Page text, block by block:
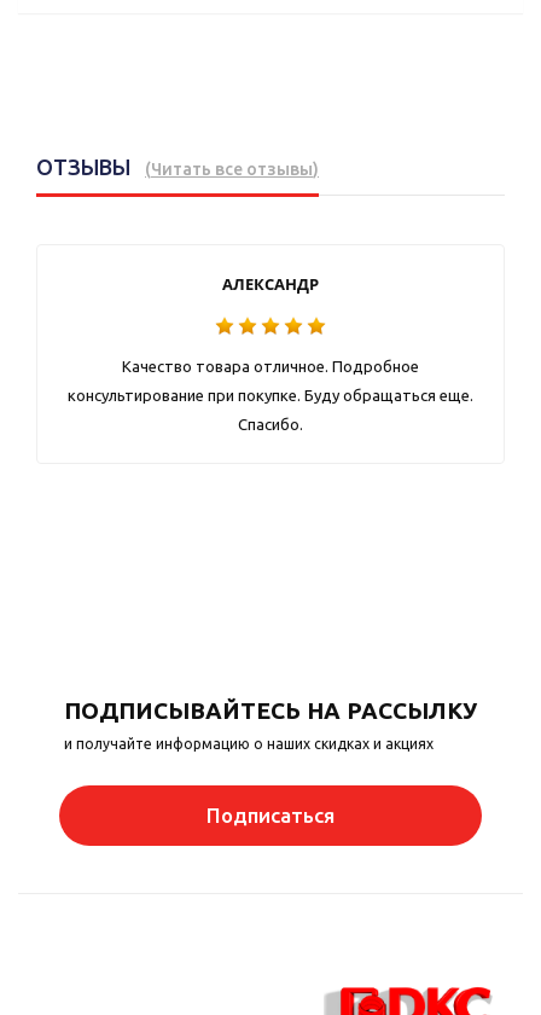
ОТЗЫВЫ (Читать все отзывы)
АЛЕКСАНДР
Качество товара отличное. Подробное
консультирование при покупке. Буду обращаться еще.
Спасибо.
ПОДПИСЫВАЙТЕСЬ НА РАССЫЛКУ
и получайте информацию о наших скидках и акциях
Подписаться